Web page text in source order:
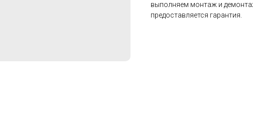
выполняем монтаж и
предоставляется гарантия.